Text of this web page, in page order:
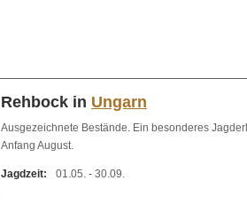
Rehbock in Ungarn
Ausgezeichnete Bestände. Ein besonderes
Anfang August.
Jagdzeit: 01.05. - 30.09.